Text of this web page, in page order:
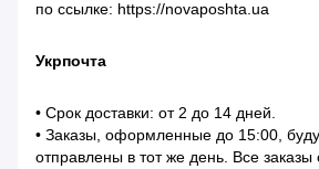
по ссылке: https://novaposhta.ua
Укрпочта
• Срок доставки: от 2 до 14 дней.
• Заказы, оформленные до 15:00,
отправлены в тот же день. Все